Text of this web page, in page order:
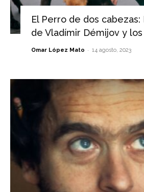
El Perro de dos cabezas:
de Vladímir Démijov y
Omar López Mato - 14 agosto, 2023